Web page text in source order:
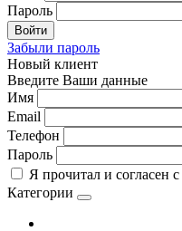
Пароль
Войти
Забыли пароль
Новый клиент
Введите Ваши данные
Имя
Email
Телефон
Пароль
Я прочитал и согласен с
Категории